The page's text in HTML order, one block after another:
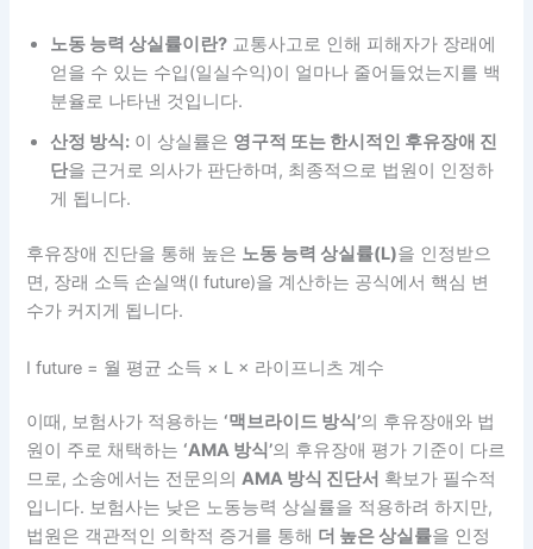
노동 능력 상실률이란? 교통사고로 인해 피해자가 장래에
얻을 수 있는 수입(일실수익)이 얼마나 줄어들었는지를 백
분율로 나타낸 것입니다.
산정 방식: 이 상실률은 영구적 또는 한시적인 후유장애 진
단을 근거로 의사가 판단하며, 최종적으로 법원이 인정하
게 됩니다.
후유장애 진단을 통해 높은 노동 능력 상실률(L)을 인정받으
면, 장래 소득 손실액(I future)을 계산하는 공식에서 핵심 변
수가 커지게 됩니다.
I future = 월 평균 소득 × L × 라이프니츠 계수
이때, 보험사가 적용하는 ‘맥브라이드 방식’의 후유장애와 법
원이 주로 채택하는 ‘AMA 방식’의 후유장애 평가 기준이 다르
므로, 소송에서는 전문의의AMA 방식 진단서 확보가 필수적
입니다. 보험사는 낮은 노동능력 상실률을 적용하려 하지만,
법원은 객관적인 의학적 증거를 통해 더 높은 상실률을 인정